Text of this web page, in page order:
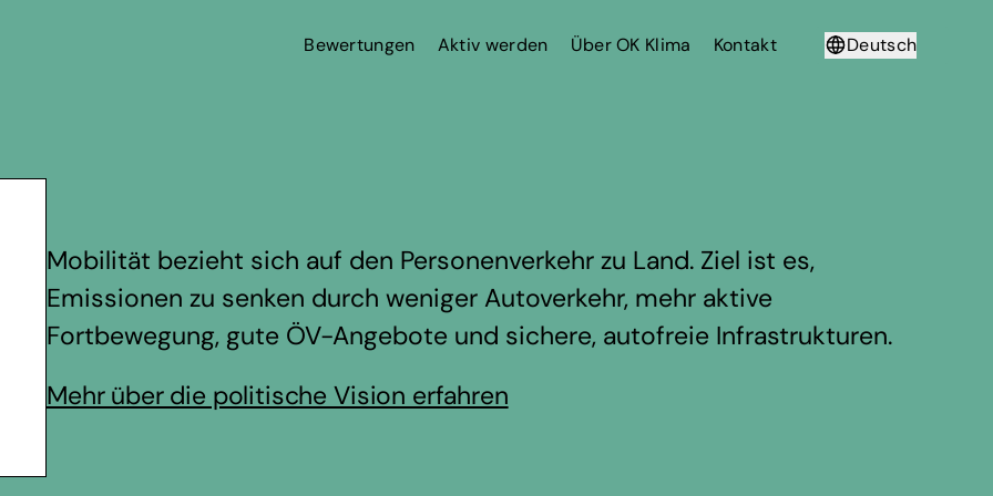
Bewertungen Aktiv werden Über OK Klima Kontakt
Deutsch
Mobilität bezieht sich auf den Personenverkehr zu Land. Ziel ist es,
Emissionen zu senken durch weniger Autoverkehr, mehr aktive
Fortbewegung, gute ÖV-Angebote und sichere, autofreie Infrastrukturen.
Mehr über die politische Vision erfahren